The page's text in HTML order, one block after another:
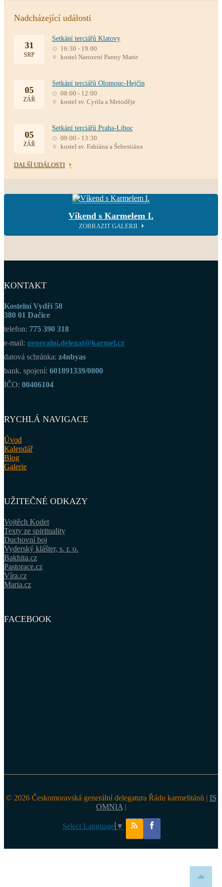
Nadcházející události
31
SRP
Setkání terciářů Klatovy
16:30 - 19:00
kostel Narození Panny Marie
05
ZÁŘ
Setkání terciářů Olomouc-Hejčín
08:00 - 12:00
kostel sv. Cyrila a Metoděje
05
ZÁŘ
Setkání terciářů Praha-Liboc
09:00 - 13:30
kostel sv. Fabiána a Šebestiána
DALŠÍ UDÁLOSTI
Víkend s Karmelem I.
ZOBRAZIT GALERII
KONTAKT
Kostelní Vydří 58
380 01 Dačice
telefon: 775 390 318
e-mail: generalni.delegat@karmel.cz
datová schránka: z4nbyas
bank. spojení: 601891339/0800
IČO: 00406104
RYCHLÁ NAVIGACE
Úvod
Kalendář
Blog
Galerie
UŽITEČNÉ ODKAZY
Vojtěch Kodet
Texty ze spirituality
Duchovní boj
Vyderský klášter, s. r. o.
Bakhita.cz
Pastorace.cz
Víra.cz
Maria.cz
FACEBOOK
© 2026 Českomoravská generální delegatura Řádu karmelitánů | IS
OMNIA |
Select Language ▼